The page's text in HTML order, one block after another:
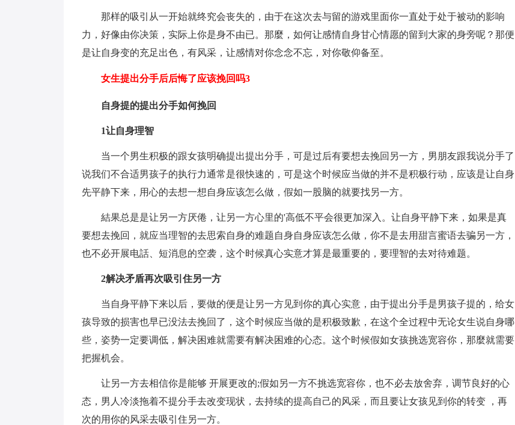
那样的吸引从一开始就终究会丧失的，由于在这次去与留的游戏里面你一直处于处于被动的影响
力，好像由你决策，实际上你是身不由已。那麼，如何让感情自身甘心情愿的留到大家的身旁呢？那便
是让自身变的充足出色，有风采，让感情对你念念不忘，对你敬仰备至。
女生提出分手后后悔了应该挽回吗3
自身提的提出分手如何挽回
1让自身理智
当一个男生积极的跟女孩明确提出提出分手，可是过后有要想去挽回另一方，男朋友跟我说分手了
说我们不合适男孩子的执行力通常是很快速的，可是这个时候应当做的并不是积极行动，应该是让自身
先平静下来，用心的去想一想自身应该怎么做，假如一股脑的就要找另一方。
結果总是是让另一方厌倦，让另一方心里的'高低不平会很更加深入。让自身平静下来，如果是真
要想去挽回，就应当理智的去思索自身的难题自身自身应该怎么做，你不是去用甜言蜜语去骗另一方，
也不必开展电話、短消息的空袭，这个时候真心实意才算是最重要的，要理智的去对待难题。
2解决矛盾再次吸引住另一方
当自身平静下来以后，要做的便是让另一方见到你的真心实意，由于提出分手是男孩子提的，给女
孩导致的损害也早已没法去挽回了，这个时候应当做的是积极致歉，在这个全过程中无论女生说自身哪
些，姿势一定要调低，解决困难就需要有解决困难的心态。这个时候假如女孩挑选宽容你，那麼就需要
把握机会。
让另一方去相信你是能够 开展更改的;假如另一方不挑选宽容你，也不必去放舍弃，调节良好的心
态，男人冷淡拖着不提分手去改变现状，去持续的提高自己的风采，而且要让女孩见到你的转变 ，再
次的用你的风采去吸引住另一方。